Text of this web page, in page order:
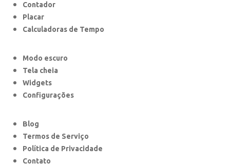
Contador
Placar
Calculadoras de Tempo
Modo escuro
Tela cheia
Widgets
Configurações
Blog
Termos de Serviço
Política de Privacidade
Contato